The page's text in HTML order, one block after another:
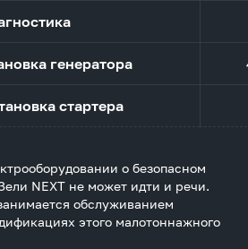
генератора
стартера
о безопасном
NEXT не может идти и речи.
обслуживанием
этого малотоннажного